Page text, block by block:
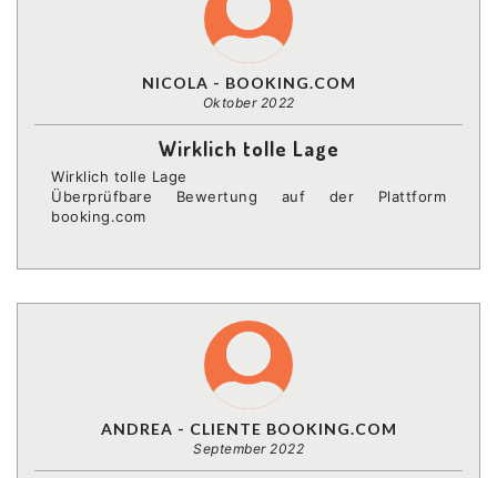
NICOLA - BOOKING.COM
Oktober 2022
Wirklich tolle Lage
Wirklich tolle Lage
Überprüfbare Bewertung auf der Plattform
booking.com
ANDREA - CLIENTE BOOKING.COM
September 2022